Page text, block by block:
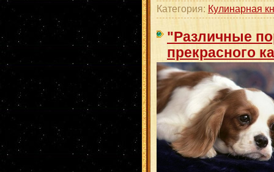
Категория: Кулинарная
"Различные
прекрасного